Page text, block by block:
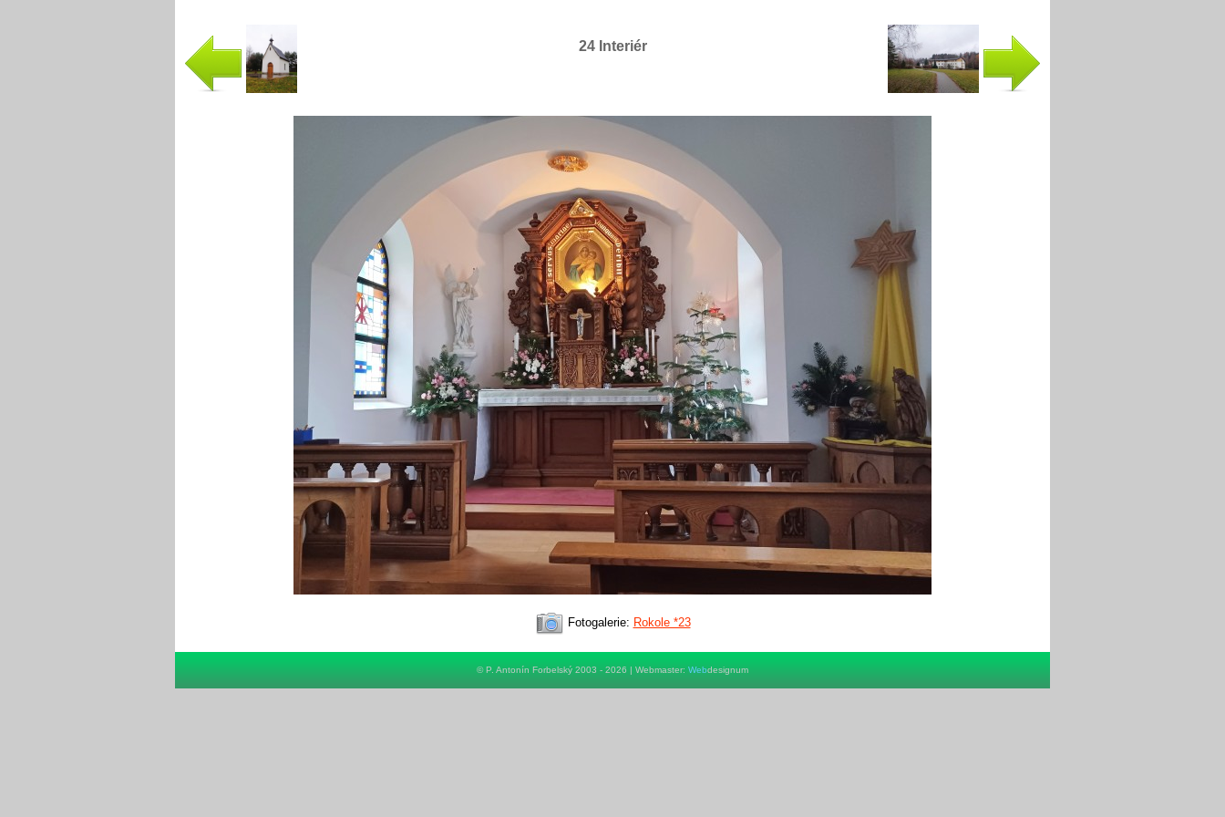
24 Interiér
Fotogalerie: Rokole *23
© P. Antonín Forbelský 2003 - 2026 | Webmaster: Webdesignum